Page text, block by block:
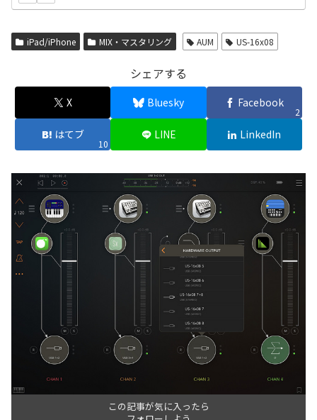
iPad/iPhone MIX・マスタリング AUM US-16x08
シェアする
X Bluesky Facebook
2
はてブ
10
LINE LinkedIn
この記事が気に入ったら